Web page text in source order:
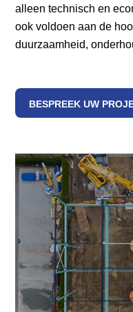
alleen technisch en
ook voldoen aan de
duurzaamheid,
BESPREEK UW